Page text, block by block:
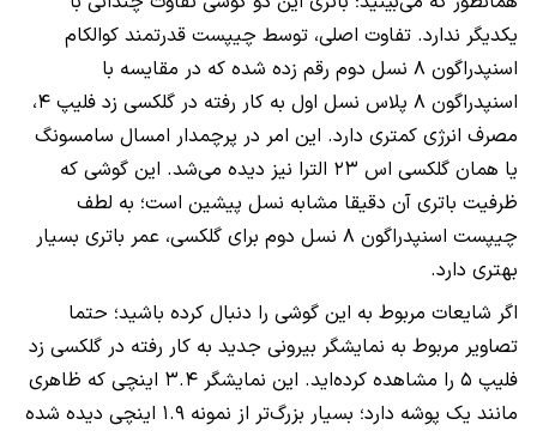
یکدیگر ندارد. تفاوت اصلی، توسط چیپست قدرتمند کوالکام
اسنپدراگون ۸ نسل دوم رقم زده شده که در مقایسه با
اسنپدراگون ۸ پلاس نسل اول به کار رفته در گلکسی زد فلیپ ۴،
مصرف انرژی کمتری دارد. این امر در پرچمدار امسال سامسونگ
یا همان گلکسی اس ۲۳ الترا نیز دیده می‌شد. این گوشی که
ظرفیت باتری آن دقیقا مشابه نسل پیشین است؛ به لطف
چیپست اسنپدراگون ۸ نسل دوم برای گلکسی، عمر باتری بسیار
بهتری دارد.
اگر شایعات مربوط به این گوشی را دنبال کرده باشید؛ حتما
تصاویر مربوط به نمایشگر بیرونی جدید به کار رفته در گلکسی زد
فلیپ ۵ را مشاهده کرده‌اید. این نمایشگر ۳.۴ اینچی که ظاهری
مانند یک پوشه دارد؛ بسیار بزرگ‌تر از نمونه ۱.۹ اینچی دیده شده